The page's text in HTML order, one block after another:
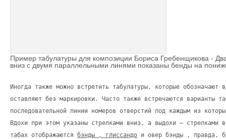
Пример табулатуры для композиции Бориса Гребенщикова -
вниз с двумя параллельными линями показаны бенды на
Иногда также можно встретить табулатуры, которые обозначают
оставляют без маркировки. Часто также встречаются варианты
последовательной линии номеров отверстий под каждым из
Вдохи при этом указаны стрелками вниз, а выдохи – стрелками
табах отображаются бэнды , глиссандо и овер бэнды , правда,